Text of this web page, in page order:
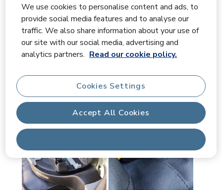
We use cookies to personalise content and ads, to
provide social media features and to analyse our
traffic. We also share information about your use of
our site with our social media, advertising and
analytics partners. Read our cookie policy.
Accept All Cookies
Cookies Settings
todos los modelos de la marca y la base ISOFIX se
puede usar hasta los 4 años a contramarcha, por lo que
el pequeño puede ir lo más seguro posible hasta que
tenga bastantes años.
Translate with Google
Product Likes Las características de seguridad